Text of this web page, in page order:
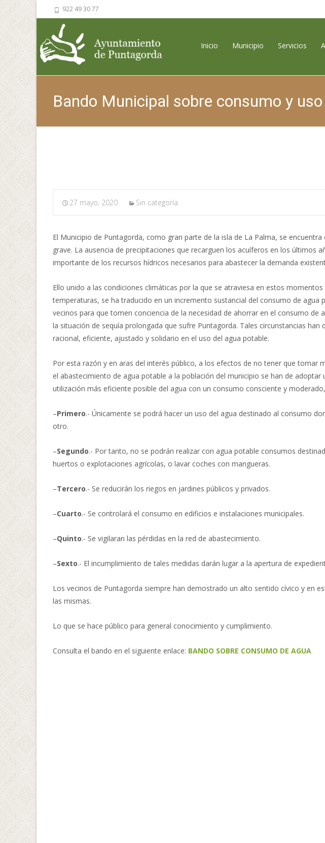
922 49 30 77
Inicio
Municipio Servicios
Bando Municipal sobre consumo y
27 mayo, 2020 Sin categoría
El Municipio de Puntagorda, como gran parte de la isla de La Palma, se
grave. La ausencia de precipitaciones que recarguen los acuíferos en los últimos
importante de los recursos hídricos necesarios para abastecer la demanda
Ello unido a las condiciones climáticas por la que se atraviesa en estos
temperaturas, se ha traducido en un incremento sustancial del consumo de agua
vecinos para que tomen conciencia de la necesidad de ahorrar en el consumo de
la situación de sequía prolongada que sufre Puntagorda. Tales circunstancias han
racional, eficiente, ajustado y solidario en el uso del agua potable.
Por esta razón y en aras del interés público, a los efectos de no tener que tomar
el abastecimiento de agua potable a la población del municipio se han de adoptar
utilización más eficiente posible del agua con un consumo consciente y
–Primero.- Únicamente se podrá hacer un uso del agua destinado al consumo
otro.
–Segundo.- Por tanto, no se podrán realizar con agua potable consumos
huertos o explotaciones agrícolas, o lavar coches con mangueras.
–Tercero.- Se reducirán los riegos en jardines públicos y privados.
–Cuarto.- Se controlará el consumo en edificios e instalaciones municipales.
–Quinto.- Se vigilaran las pérdidas en la red de abastecimiento.
–Sexto.- El incumplimiento de tales medidas darán lugar a la apertura de
Los vecinos de Puntagorda siempre han demostrado un alto sentido cívico y en
las mismas.
Lo que se hace público para general conocimiento y cumplimiento.
Consulta el bando en el siguiente enlace: BANDO SOBRE CONSUMO DE AGUA